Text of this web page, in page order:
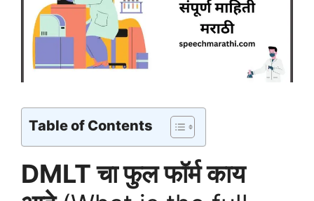
Table of Contents
DMLT चा फुल फॉर्म काय